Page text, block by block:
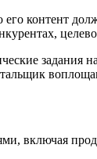
контент
включая